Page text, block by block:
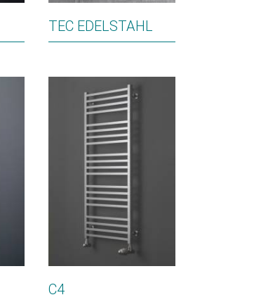
TEC EDELSTAHL
C4